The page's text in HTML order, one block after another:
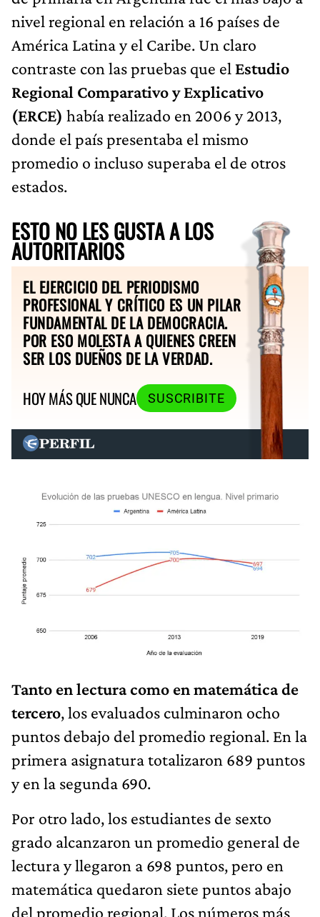
nivel regional en relación a 16 países de
América Latina y el Caribe. Un claro
contraste con las pruebas que el Estudio
Regional Comparativo y Explicativo
(ERCE) había realizado en 2006 y 2013,
donde el país presentaba el mismo
promedio o incluso superaba el de otros
estados.
ESTO NO LES GUSTA A LOS
AUTORITARIOS
EL EJERCICIO DEL PERIODISMO
PROFESIONAL Y CRÍTICO ES UN PILAR
FUNDAMENTAL DE LA DEMOCRACIA.
POR ESO MOLESTA A QUIENES CREEN
SER LOS DUEÑOS DE LA VERDAD.
HOY MÁS QUE NUNCA
SUSCRIBITE
Tanto en lectura como en matemática de
tercero, los evaluados culminaron ocho
puntos debajo del promedio regional. En la
primera asignatura totalizaron 689 puntos
y en la segunda 690.
Por otro lado, los estudiantes de sexto
grado alcanzaron un promedio general de
lectura y llegaron a 698 puntos, pero en
matemática quedaron siete puntos abajo
del promedio regional. Los números más